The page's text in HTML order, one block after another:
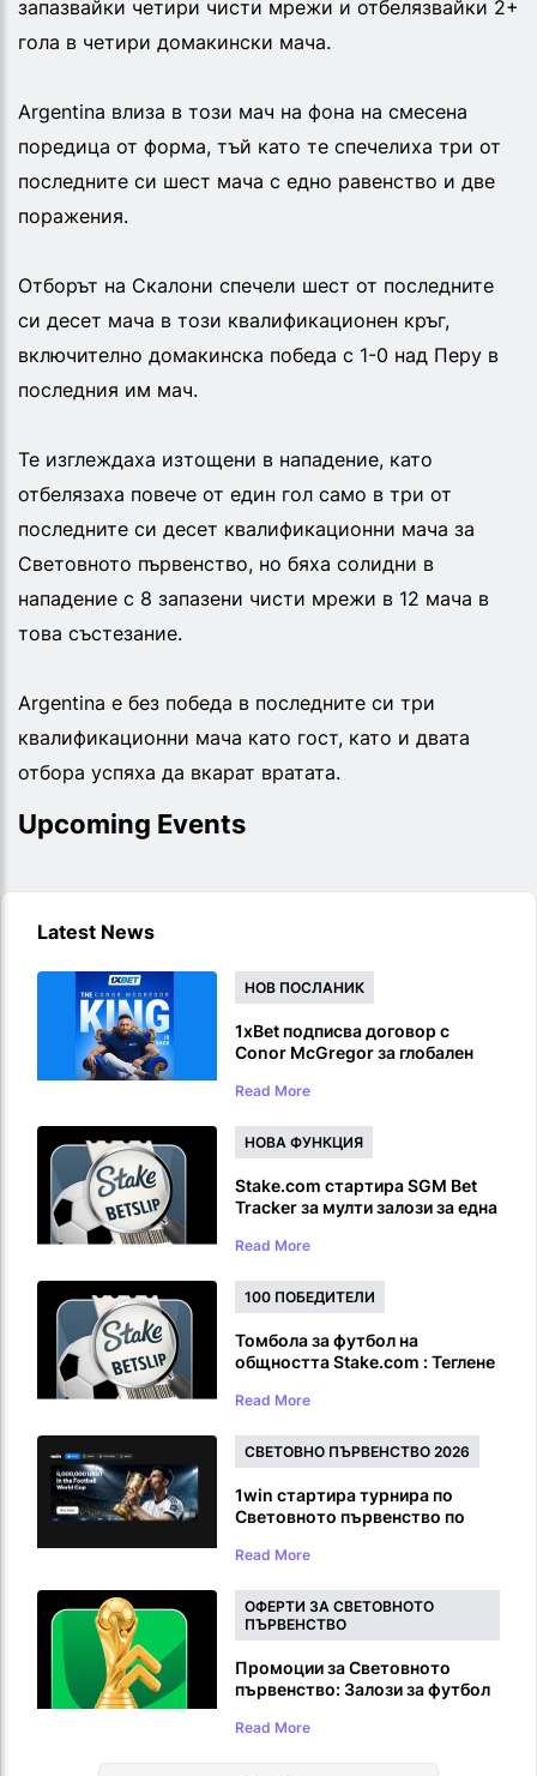
запазвайки четири чисти мрежи и отбелязвайки 2+
гола в четири домакински мача.
Argentina влиза в този мач на фона на смесена
поредица от форма, тъй като те спечелиха три от
последните си шест мача с едно равенство и две
поражения.
Отборът на Скалони спечели шест от последните
си десет мача в този квалификационен кръг,
включително домакинска победа с 1-0 над Перу в
последния им мач.
Те изглеждаха изтощени в нападение, като
отбелязаха повече от един гол само в три от
последните си десет квалификационни мача за
Световното първенство, но бяха солидни в
нападение с 8 запазени чисти мрежи в 12 мача в
това състезание.
Argentina е без победа в последните си три
квалификационни мача като гост, като и двата
отбора успяха да вкарат вратата.
Upcoming Events
Latest News
НОВ ПОСЛАНИК
1xBet подписва договор с
Conor McGregor за глобален
завръщането си UFC
Read More
НОВА ФУНКЦИЯ
Stake.com стартира SGM Bet
Tracker за мулти залози за една
Read More
100 ПОБЕДИТЕЛИ
Томбола за футбол на
общността Stake.com : Теглене
първенство на стойност 100
Read More
СВЕТОВНО ПЪРВЕНСТВО 2026
1win стартира турнира по
Световното първенство по
000 000 USDT
Read More
ОФЕРТИ ЗА СВЕТОВНОТО
ПЪРВЕНСТВО
Промоции за Световното
първенство: Залози за футбол
2026
Read More